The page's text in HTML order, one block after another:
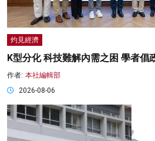
灼見經濟
K型分化 科技難解內需之困 學者倡
作者: 本社編輯部
2026-08-06